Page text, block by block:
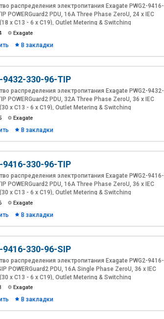
распределения электропитания Exagate PWG2-9416-
POWERGuard2 PDU, 16A Three Phase ZeroU, 24 x IEC
x C13 - 6 x C19), Outlet Metering & Switching
Exagate
В закладки
9432-330-96-TIP
распределения электропитания Exagate PWG2-9432-
POWERGuard2 PDU, 32A Three Phase ZeroU, 36 x IEC
x C13 - 6 x C19), Outlet Metering & Switching
Exagate
В закладки
9416-330-96-TIP
распределения электропитания Exagate PWG2-9416-
POWERGuard2 PDU, 16A Three Phase ZeroU, 36 x IEC
x C13 - 6 x C19), Outlet Metering & Switching
Exagate
В закладки
9416-330-96-SIP
распределения электропитания Exagate PWG2-9416-
POWERGuard2 PDU, 16A Single Phase ZeroU, 36 x IEC
x C13 - 6 x C19), Outlet Metering & Switching
Exagate
В закладки